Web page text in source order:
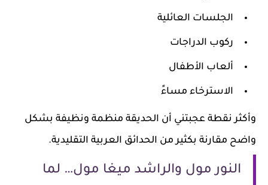
الجلسات العائلية
ركوب الدراجات
ألعاب الأطفال
الاسترخاء مساءً
وأكثر نقطة عجبتني أن الحديقة منظمة ونظيفة بشكل
واضح مقارنة بكثير من الحدائق العربية التقليدية.
النور مول والراشد ميغا مول… لما